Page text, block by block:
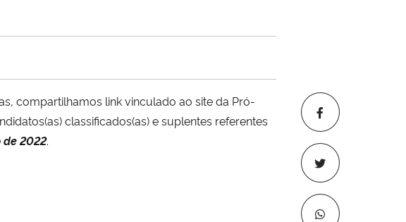
compartilhamos link vinculado ao site da Pró-
classificados(as) e suplentes referentes
de 2022.